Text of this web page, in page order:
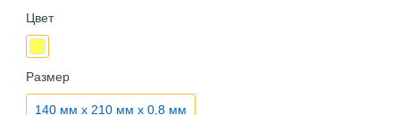
Цвет
Размер
140 мм х 210 мм х 0,8 мм